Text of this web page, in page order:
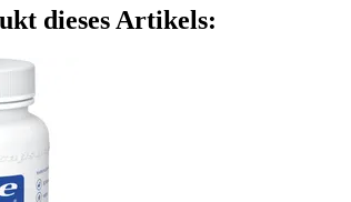
dieses Artikels: